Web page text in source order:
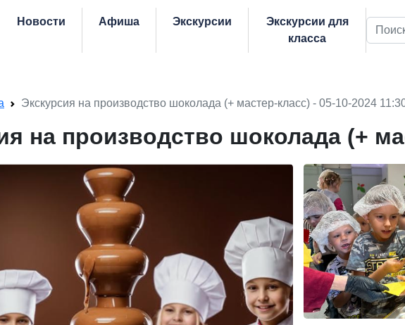
Новости
Афиша Экскурсии
Экскурсии для
класса
Поиск
Экскурсия на производство шоколада (+ мастер-класс) - 05-10-2024
на производство шоколада (+